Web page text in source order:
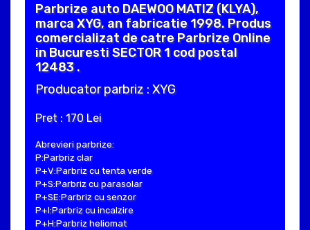
Parbrize auto DAEWOO MATIZ (KLYA),
marca XYG, an fabricatie 1998. Produs
comercializat de catre Parbrize Online
in Bucuresti SECTOR 1 cod postal
12483 .
Producator parbriz : XYG
Pret : 170 Lei
Abrevieri parbrize:
P:Parbriz clar
P+V:Parbriz cu tenta verde
P+S:Parbriz cu parasolar
P+SE:Parbriz cu senzor
P+I:Parbriz cu incalzire
P+H:Parbriz heliomat